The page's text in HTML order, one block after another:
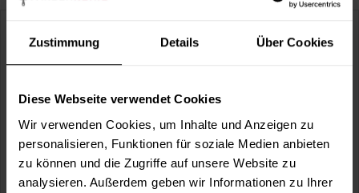
Zustimmung Details Über Cookies
Diese Webseite verwendet Cookies
Wir verwenden Cookies, um Inhalte und Anzeigen zu
personalisieren, Funktionen für soziale Medien anbieten
zu können und die Zugriffe auf unsere Website zu
analysieren. Außerdem geben wir Informationen zu Ihrer